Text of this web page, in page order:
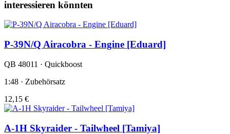
interessieren könnten
P-39N/Q Airacobra - Engine [Eduard]
QB 48011 · Quickboost
1:48 · Zubehörsatz
12,15 €
A-1H Skyraider - Tailwheel [Tamiya]